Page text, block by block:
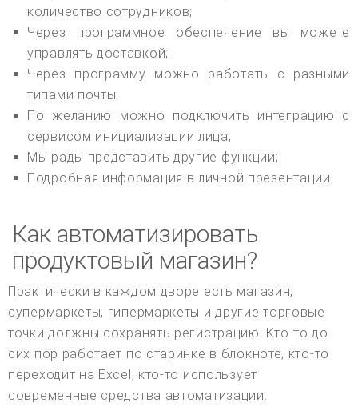
количество сотрудников;
Через программное обеспечение вы можете
управлять доставкой;
Через программу можно работать с разными
типами почты;
По желанию можно подключить интеграцию с
сервисом инициализации лица;
Мы рады представить другие функции;
Подробная информация в личной презентации.
Как автоматизировать
продуктовый магазин?
Практически в каждом дворе есть магазин,
супермаркеты, гипермаркеты и другие торговые
точки должны сохранять регистрацию. Кто-то до
сих пор работает по старинке в блокноте, кто-то
переходит на Excel, кто-то использует
современные средства автоматизации.